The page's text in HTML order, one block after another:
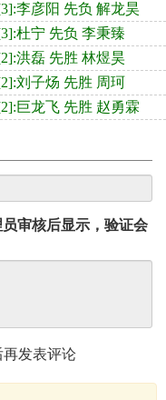
李彦阳 先负 解龙昊
杜宁 先负 李秉臻
洪磊 先胜 林煜昊
刘子炀 先胜 周珂
巨龙飞 先胜 赵勇霖
审核后显示，验证会
再发表评论